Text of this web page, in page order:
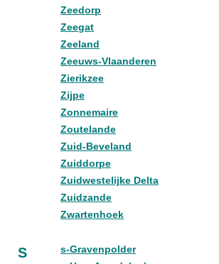
Zeedorp
Zeegat
Zeeland
Zeeuws-Vlaanderen
Zierikzee
Zijpe
Zonnemaire
Zoutelande
Zuid-Beveland
Zuiddorpe
Zuidwestelijke Delta
Zuidzande
Zwartenhoek
S
s-Gravenpolder